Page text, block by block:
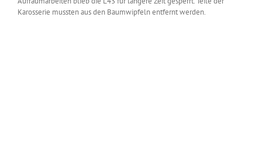
Karosserie mussten aus den Baumwipfeln entfernt werden.